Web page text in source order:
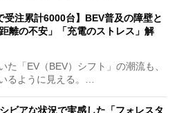
受注累計6000台】BEV普及の障壁と
離の不安」「充電のストレス」解
「EV（BEV）シフト」の潮流も、
るように見える。…
ビアな状況で実感した「フォレスタ